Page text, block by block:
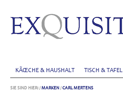
KÃŒCHE & HAUSHALT TISCH & TAFEL
SIE SIND HIER: /MARKEN /CARL MERTENS